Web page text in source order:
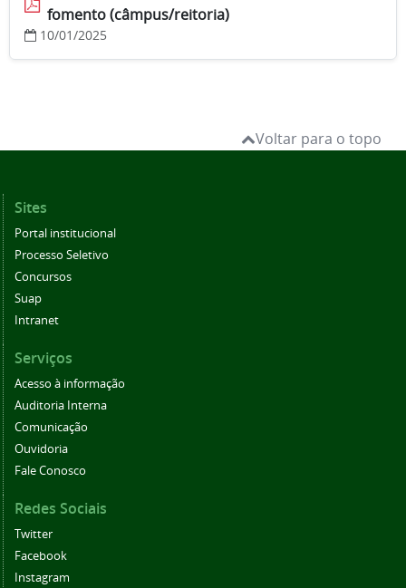
fomento (câmpus/reitoria)
10/01/2025
Voltar para o topo
Sites
Portal institucional
Processo Seletivo
Concursos
Suap
Intranet
Serviços
Acesso à informação
Auditoria Interna
Comunicação
Ouvidoria
Fale Conosco
Redes Sociais
Twitter
Facebook
Instagram